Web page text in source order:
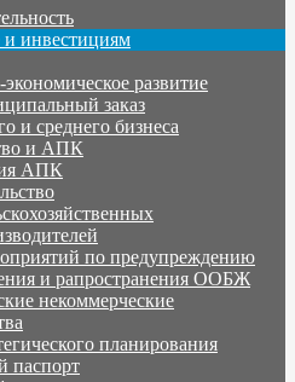
инвестициям
развитие
заказ
и среднего бизнеса
и АПК
АПК
по предупреждению
и рапространения ООБЖ
некоммерческие
планирования
паспорт